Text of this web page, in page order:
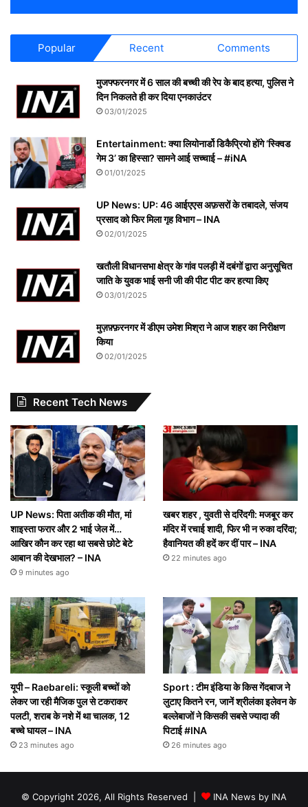
Popular Recent Comments
मुजफ्फरनगर में 6 साल की बच्ची की रेप के बाद हत्या, पुलिस ने
दिन निकलते ही कर दिया एनकाउंटर
03/01/2025
Entertainment: क्या लियोनार्डो डिकैप्रियो होंगे ‘स्क्विड
गेम 3’ का हिस्सा? सामने आई सच्चाई – #iNA
01/01/2025
UP News: UP: 46 आईएएस अफ़सरों के तबादले, संजय
प्रसाद को फिर मिला गृह विभाग – INA
02/01/2025
खतौली विधानसभा क्षेत्र के गांव पलड़ी में दबंगों द्वारा अनुसूचित
जाति के युवक भाई सनी जी की पीट पीट कर हत्या किए
03/01/2025
मुज़फ़्फ़रनगर में डीएम उमेश मिश्रा ने आज शहर का निरीक्षण
किया
02/01/2025
Recent Tech News
UP News: पिता अतीक की मौत, मां
शाइस्ता फरार और 2 भाई जेल में…
आखिर कौन कर रहा था सबसे छोटे बेटे
आबान की देखभाल? – INA
9 minutes ago
खबर शहर , युवती से दरिंदगी: मजबूर कर
मंदिर में रचाई शादी, फिर भी न रुका दरिंदा;
हैवानियत की हदें कर दीं पार – INA
22 minutes ago
यूपी – Raebareli: स्कूली बच्चों को
लेकर जा रही मैजिक पुल से टकराकर
पलटी, शराब के नशे में था चालक, 12
बच्चे घायल – INA
23 minutes ago
Sport : टीम इंडिया के किस गेंदबाज ने
लुटाए कितने रन, जानें श्रीलंका इलेवन के
बल्लेबाजों ने किसकी सबसे ज्यादा की
पिटाई #INA
26 minutes ago
© Copyright 2026, All Rights Reserved | INA News by INA